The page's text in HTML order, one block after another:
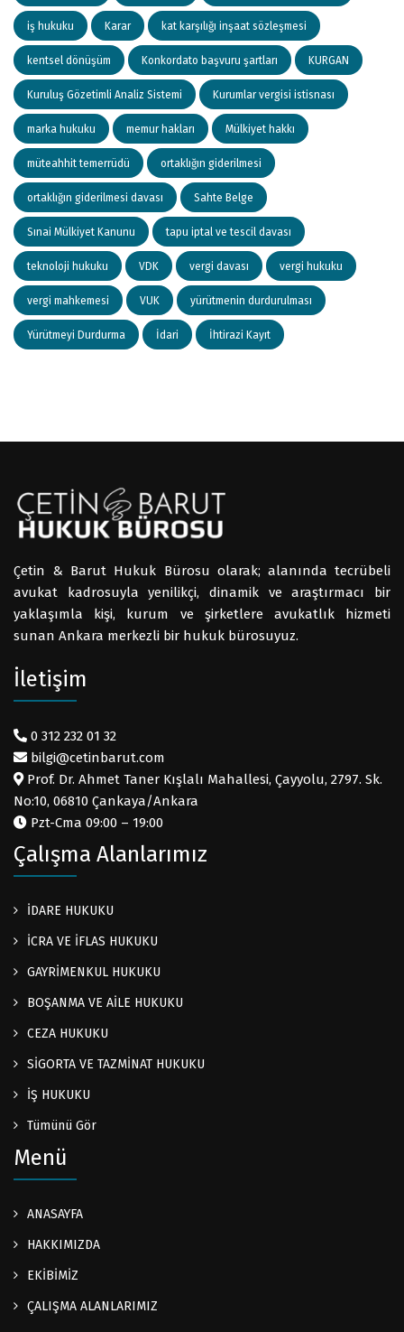
iş hukuku Karar kat karşılığı inşaat sözleşmesi
kentsel dönüşüm Konkordato başvuru şartları KURGAN
Kuruluş Gözetimli Analiz Sistemi Kurumlar vergisi istisnası
marka hukuku memur hakları Mülkiyet hakkı
müteahhit temerrüdü ortaklığın giderilmesi
ortaklığın giderilmesi davası Sahte Belge
Sınai Mülkiyet Kanunu tapu iptal ve tescil davası
teknoloji hukuku VDK vergi davası vergi hukuku
vergi mahkemesi VUK yürütmenin durdurulması
Yürütmeyi Durdurma İdari İhtirazi Kayıt
Çetin & Barut Hukuk Bürosu olarak; alanında tecrübeli
avukat kadrosuyla yenilikçi, dinamik ve araştırmacı bir
yaklaşımla kişi, kurum ve şirketlere avukatlık hizmeti
sunan Ankara merkezli bir hukuk bürosuyuz.
İletişim
0 312 232 01 32
bilgi@cetinbarut.com
Prof. Dr. Ahmet Taner Kışlalı Mahallesi, Çayyolu, 2797. Sk.
No:10, 06810 Çankaya/Ankara
Pzt-Cma 09:00 – 19:00
Çalışma Alanlarımız
İDARE HUKUKU
İCRA VE İFLAS HUKUKU
GAYRİMENKUL HUKUKU
BOŞANMA VE AİLE HUKUKU
CEZA HUKUKU
SİGORTA VE TAZMİNAT HUKUKU
İŞ HUKUKU
Tümünü Gör
Menü
ANASAYFA
HAKKIMIZDA
EKİBİMİZ
ÇALIŞMA ALANLARIMIZ